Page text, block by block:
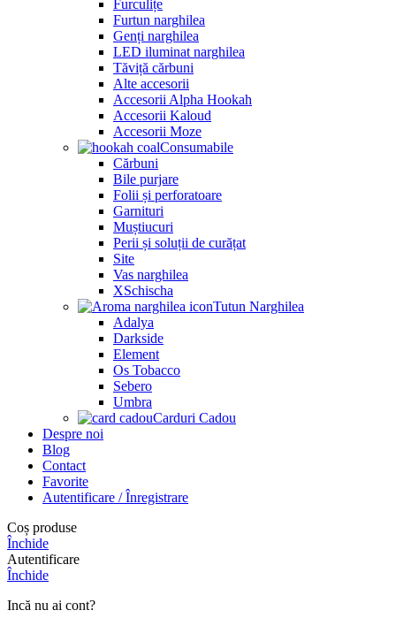
Furculițe
Furtun narghilea
Genți narghilea
LED iluminat narghilea
Tăviță cărbuni
Alte accesorii
Accesorii Alpha Hookah
Accesorii Kaloud
Accesorii Moze
Consumabile
Cărbuni
Bile purjare
Folii și perforatoare
Garnituri
Muștiucuri
Perii și soluții de curățat
Site
Vas narghilea
XSchischa
Tutun Narghilea
Adalya
Darkside
Element
Os Tobacco
Sebero
Umbra
Carduri Cadou
Despre noi
Blog
Contact
Favorite
Autentificare / Înregistrare
Coș produse
Închide
Autentificare
Închide
Incă nu ai cont?